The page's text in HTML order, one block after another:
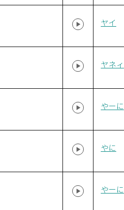
ヤイ
ヤネィ
やーに
やに
やーに